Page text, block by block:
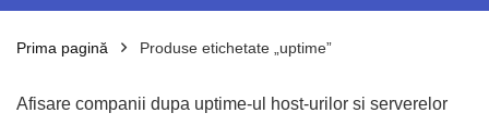
Prima pagină Produse etichetate „uptime”
Afisare companii dupa uptime-ul host-urilor si serverelor